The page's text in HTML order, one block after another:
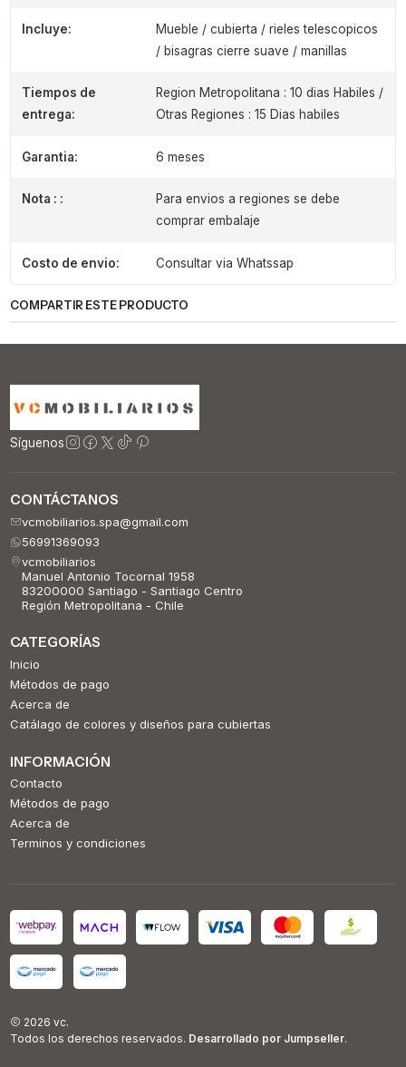
Incluye:
Mueble / cubierta / rieles telescopicos
/ bisagras cierre suave / manillas
Tiempos de
entrega:
Region Metropolitana : 10 dias Habiles /
Otras Regiones : 15 Dias habiles
Garantia: 6 meses
Nota : :
Para envios a regiones se debe
comprar embalaje
Costo de envio: Consultar via Whatssap
COMPARTIR ESTE PRODUCTO
Síguenos
CONTÁCTANOS
vcmobiliarios.spa@gmail.com
56991369093
vcmobiliarios
Manuel Antonio Tocornal 1958
83200000 Santiago - Santiago Centro
Región Metropolitana - Chile
CATEGORÍAS
Inicio
Métodos de pago
Acerca de
Catálago de colores y diseños para cubiertas
INFORMACIÓN
Contacto
Métodos de pago
Acerca de
Terminos y condiciones
2026 vc.
Todos los derechos reservados. Desarrollado por Jumpseller.